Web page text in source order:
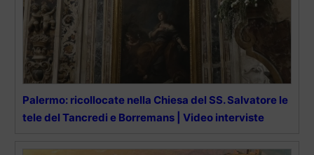
Palermo: ricollocate nella Chiesa del SS. Salvatore le
tele del Tancredi e Borremans | Video interviste